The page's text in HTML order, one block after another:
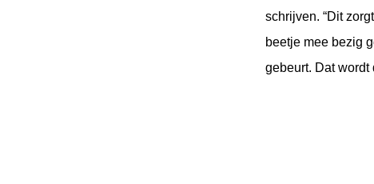
schrijven. “Dit
beetje mee bezig
gebeurt. Dat wordt